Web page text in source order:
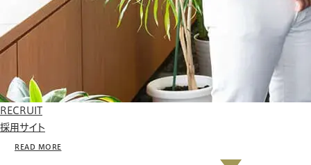
RECRUIT
採用サイト
READ MORE